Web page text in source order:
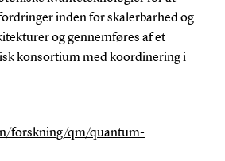
inden for skalerbarhed og
og gennemføres af et
konsortium med koordinering i
forskning/qm/quantum-